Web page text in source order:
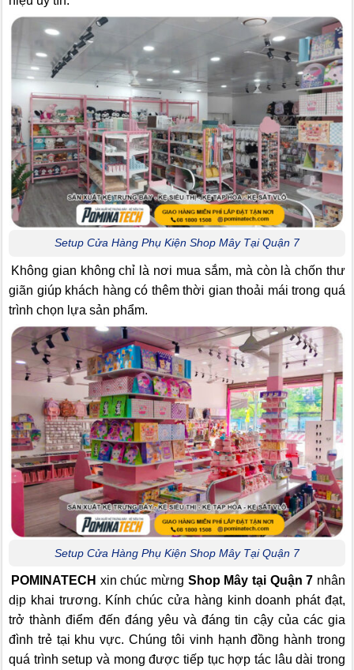
Setup Cửa Hàng Phụ Kiện Shop Mây Tại Quận 7
Không gian không chỉ là nơi mua sắm, mà còn là chốn thư
giãn giúp khách hàng có thêm thời gian thoải mái trong quá
trình chọn lựa sản phẩm.
Setup Cửa Hàng Phụ Kiện Shop Mây Tại Quận 7
POMINATECH xin chúc mừng Shop Mây tại Quận 7 nhân
dịp khai trương. Kính chúc cửa hàng kinh doanh phát đạt,
trở thành điểm đến đáng yêu và đáng tin cậy của các gia
đình trẻ tại khu vực. Chúng tôi vinh hạnh đồng hành trong
quá trình setup và mong được tiếp tục hợp tác lâu dài trong